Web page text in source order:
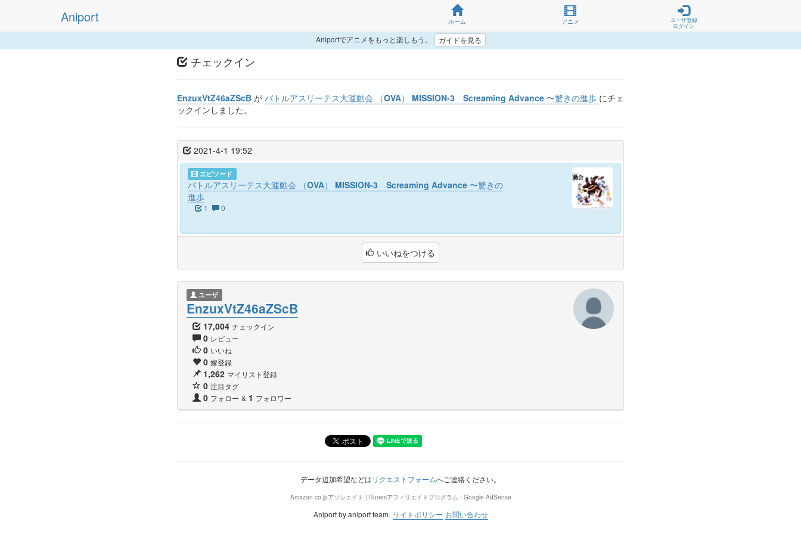
Aniport ホーム アニメ
ユーザ登録
ログイン
Aniportでアニメをもっと楽しもう。 ガイドを見る
チェックイン
EnzuxVtZ46aZScB が バトルアスリーテス大運動会 （OVA） MISSION-3 Screaming Advance 〜驚きの進歩 にチェ
ックインしました。
2021-4-1 19:52
エピソード
バトルアスリーテス大運動会 （OVA） MISSION-3 Screaming Advance 〜驚きの
進歩
1 0
いいねをつける
ユーザ
EnzuxVtZ46aZScB
17,004 チェックイン
0 レビュー
0 いいね
0 嫁登録
1,262 マイリスト登録
0 注目タグ
0 フォロー & 1 フォロワー
データ追加希望などはリクエストフォームへご連絡ください。
Amazon.co.jpアソシエイト | iTunesアフィリエイトプログラム | Google AdSense
Aniport by aniport team. サイトポリシー お問い合わせ